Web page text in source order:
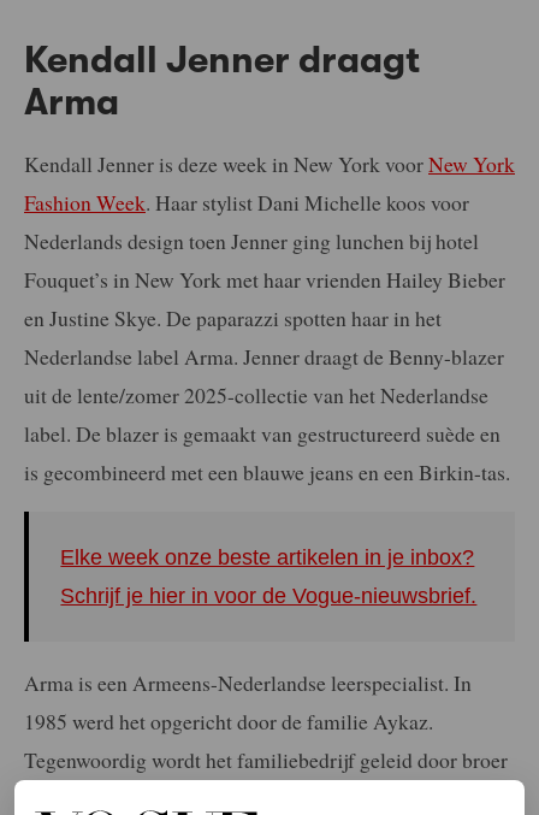
Kendall Jenner draagt
Arma
Kendall Jenner is deze week in New York voorNew York
Fashion Week. Haar stylist Dani Michelle koos voor
Nederlands design toen Jenner ging lunchen bij hotel
Fouquet’s in New York met haar vrienden Hailey Bieber
en Justine Skye. De paparazzi spotten haar in het
Nederlandse label Arma. Jenner draagt de Benny-blazer
uit de lente/zomer 2025-collectie van het Nederlandse
label. De blazer is gemaakt van gestructureerd suède en
is gecombineerd met een blauwe jeans en een Birkin-tas.
Elke week onze beste artikelen in je inbox?
Schrijf je hier in voor de Vogue-nieuwsbrief.
Arma is een Armeens-Nederlandse leerspecialist. In
1985 werd het opgericht door de familie Aykaz.
Tegenwoordig wordt het familiebedrijf geleid door broer